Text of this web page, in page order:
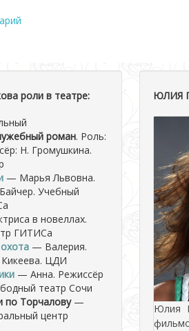
роли в театре:
роман. Роль:
Н. Громушкина.
— Марья Львовна.
Учебный
в новеллах.
ГИТИСа
— Валерия.
ЦДИ
— Анна. Режиссёр
театр Сочи
по Торчалову —
центр
ЮЛИЯ
Юлия